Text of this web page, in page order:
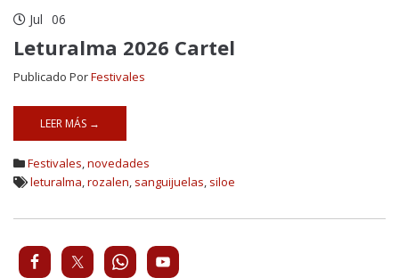
Jul 06
Leturalma 2026 Cartel
Publicado PorFestivales
LEER MÁS →
Festivales,novedades
leturalma,rozalen, sanguijuelas, siloe